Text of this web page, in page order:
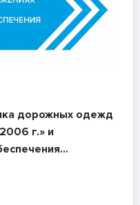
дорожных одежд
г.» и